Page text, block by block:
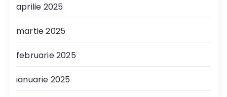
aprilie 2025
martie 2025
februarie 2025
ianuarie 2025